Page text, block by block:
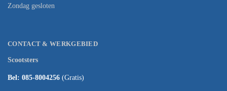
Zondag gesloten
CONTACT & WERKGEBIED
Scootsters
Bel: 085-8004256 (Gratis)